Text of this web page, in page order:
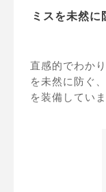
ミスを未然
直感的でわか
を未然に防ぐ
を装備していま